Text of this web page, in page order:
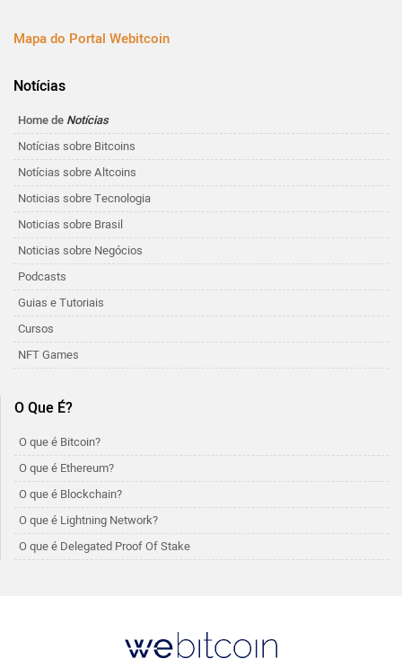
Mapa do Portal Webitcoin
Notícias
Home de Notícias
Notícias sobre Bitcoins
Notícias sobre Altcoins
Noticias sobre Tecnologia
Noticias sobre Brasil
Noticias sobre Negócios
Podcasts
Guias e Tutoriais
Cursos
NFT Games
O Que É?
O que é Bitcoin?
O que é Ethereum?
O que é Blockchain?
O que é Lightning Network?
O que é Delegated Proof Of Stake